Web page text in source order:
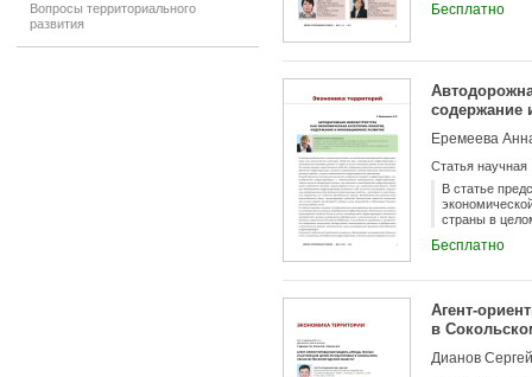
Вопросы территориального
развития
Бесплатно
содержание
Еремеева
Статья научная
В статье
страны в
дорожной
сооружения,
Бесплатно
Агент-
в
Дианов